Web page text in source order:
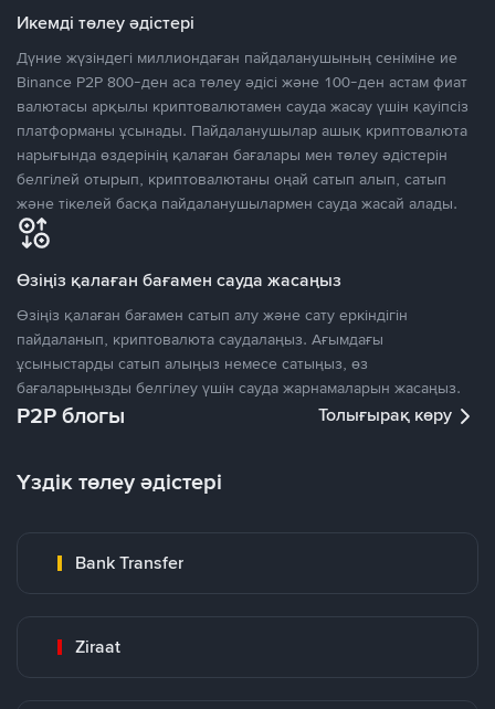
Икемді төлеу әдістері
Дүние жүзіндегі миллиондаған пайдаланушының сеніміне ие
Binance P2P 800-ден аса төлеу әдісі және 100-ден астам фиат
валютасы арқылы криптовалютамен сауда жасау үшін қауіпсіз
платформаны ұсынады. Пайдаланушылар ашық криптовалюта
нарығында өздерінің қалаған бағалары мен төлеу әдістерін
белгілей отырып, криптовалютаны оңай сатып алып, сатып
және тікелей басқа пайдаланушылармен сауда жасай алады.
Өзіңіз қалаған бағамен сауда жасаңыз
Өзіңіз қалаған бағамен сатып алу және сату еркіндігін
пайдаланып, криптовалюта саудалаңыз. Ағымдағы
ұсыныстарды сатып алыңыз немесе сатыңыз, өз
бағаларыңызды белгілеу үшін сауда жарнамаларын жасаңыз.
P2P блогы Толығырақ көру
Үздік төлеу әдістері
Bank Transfer
Ziraat